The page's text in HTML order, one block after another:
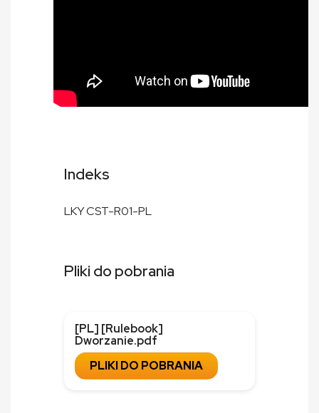
Indeks
LKY CST-R01-PL
Pliki do pobrania
[PL] [Rulebook]
Dworzanie.pdf
PLIKI DO POBRANIA